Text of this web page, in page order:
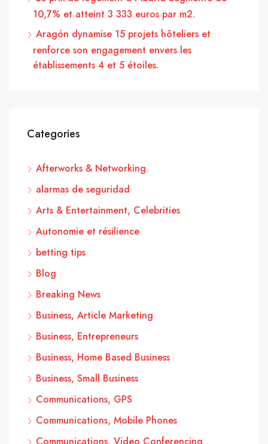
10,7% et atteint 3 333 euros par m2.
Aragón dynamise 15 projets hôteliers et
renforce son engagement envers les
établissements 4 et 5 étoiles.
Categories
Afterworks & Networking
alarmas de seguridad
Arts & Entertainment, Celebrities
Autonomie et résilience
betting tips
Blog
Breaking News
Business, Article Marketing
Business, Entrepreneurs
Business, Home Based Business
Business, Small Business
Communications, GPS
Communications, Mobile Phones